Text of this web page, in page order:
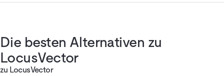
Die besten Alternativen zu
LocusVector
zu LocusVector